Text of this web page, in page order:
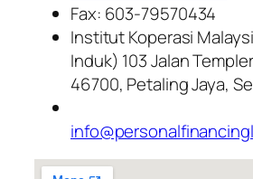
Fax: 603-79570434
Institut Koperasi
Induk) 103 Jalan Templer
46700, Petaling Jaya,